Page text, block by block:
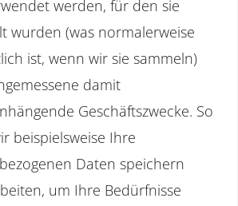
werden, für den sie
wurden (was normalerweise
ist, wenn wir sie sammeln)
damit
Geschäftszwecke. So
beispielsweise Ihre
Daten speichern
um Ihre Bedürfnisse